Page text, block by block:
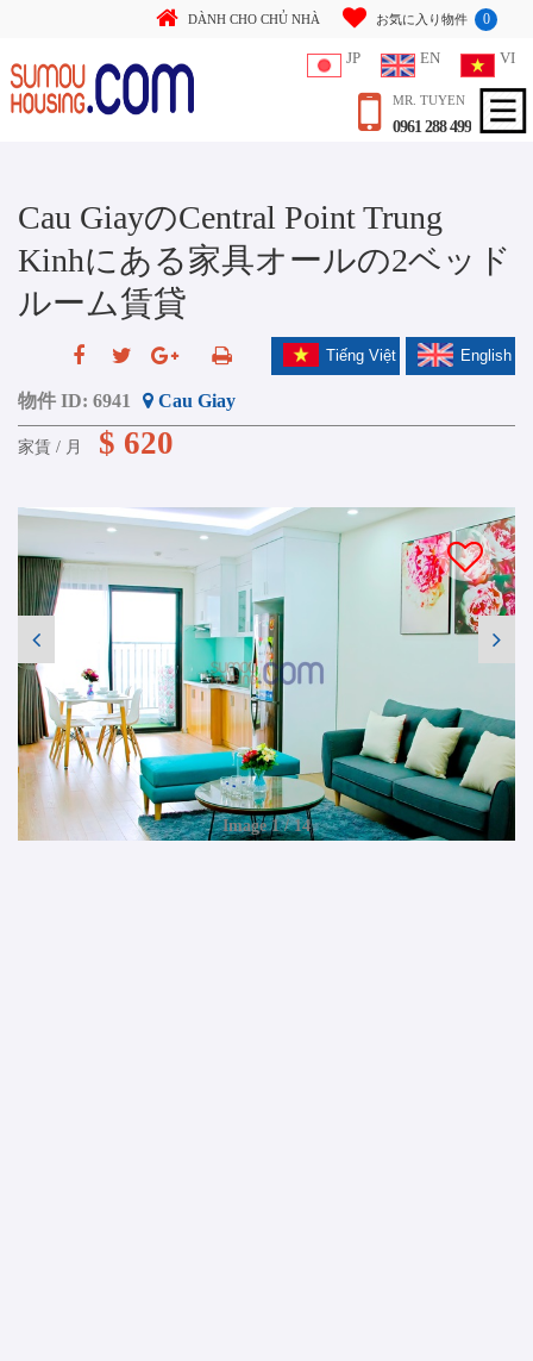
DÀNH CHO CHỦ NHÀ お気に入り物件 0
JP EN VI
MR. TUYEN
0961 288 499
Cau GiayのCentral Point Trung
Kinhにある家具オールの2ベッド
ルーム賃貸
English
Tiếng Việt
物件 ID: 6941 Cau Giay
家賃 / 月 $ 620
Image 1 / 14